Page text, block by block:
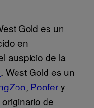
Gold es un
en
auspicio de la
. West Gold es un
, Poofery
de